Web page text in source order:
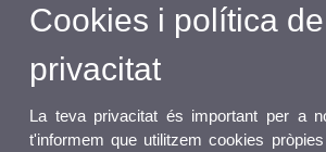
Cookies i política de
privacitat
La teva privacitat és important per a
t'informem que utilitzem cookies